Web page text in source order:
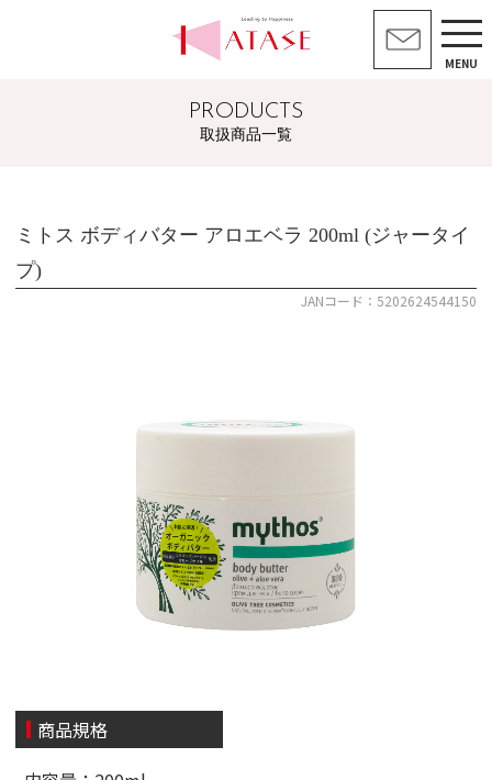
MENU
PRODUCTS
取扱商品一覧
ミトス ボディバター アロエベラ 200ml (ジャータイ
プ)
JANコード：5202624544150
商品規格